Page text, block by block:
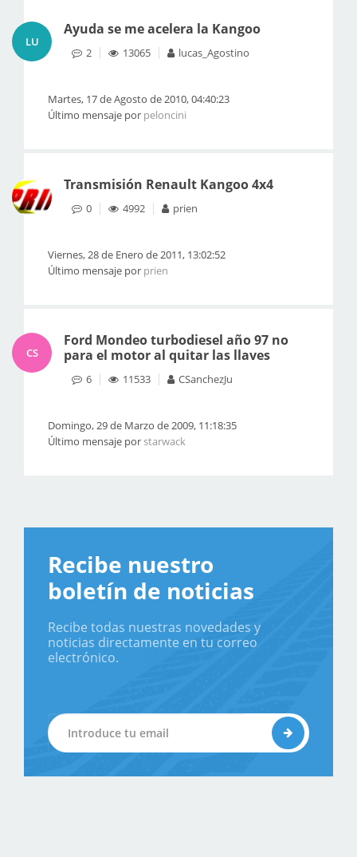
LU
Ayuda se me acelera la Kangoo
2 13065 lucas_Agostino
Martes, 17 de Agosto de 2010, 04:40:23
Último mensaje por peloncini
Transmisión Renault Kangoo 4x4
0 4992 prien
Viernes, 28 de Enero de 2011, 13:02:52
Último mensaje por prien
CS
Ford Mondeo turbodiesel año 97 no
para el motor al quitar las llaves
6 11533 CSanchezJu
Domingo, 29 de Marzo de 2009, 11:18:35
Último mensaje porstarwack
Recibe nuestro
boletín de noticias
Recibe todas nuestras novedades y
noticias directamente en tu correo
electrónico.